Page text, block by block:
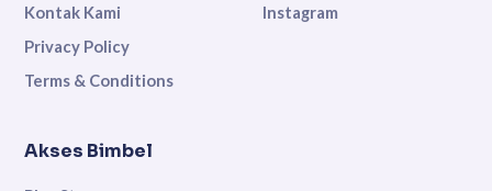
Kontak Kami
Privacy Policy
Terms & Conditions
Instagram
Akses Bimbel